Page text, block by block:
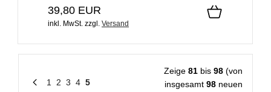
39,80 EUR
inkl. MwSt. zzgl. Versand
1 2 3 4 5
Zeige 81 bis 98 (von
insgesamt 98 neuen